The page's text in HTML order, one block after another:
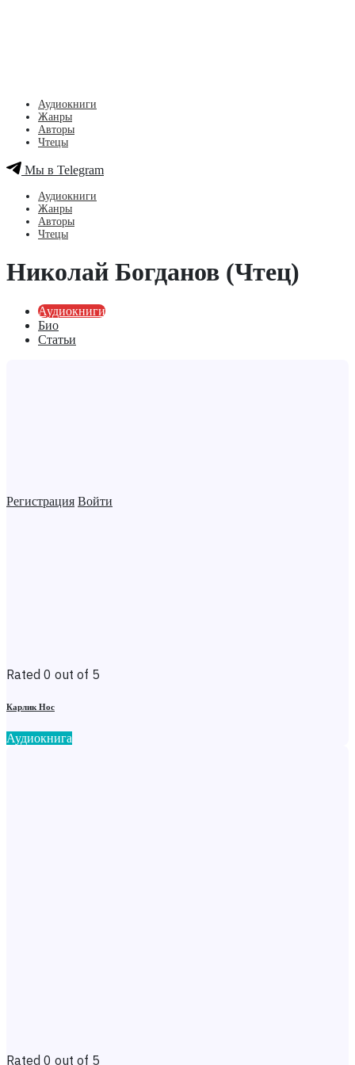
Регистрация Войти
Аудиокниги
Жанры
Авторы
Чтецы
Мы в Telegram
Аудиокниги
Жанры
Авторы
Чтецы
Николай Богданов (Чтец)
Аудиокниги
Био
Статьи
Rated 0 out of 5
Карлик Нос
Аудиокнига
Rated 0 out of 5